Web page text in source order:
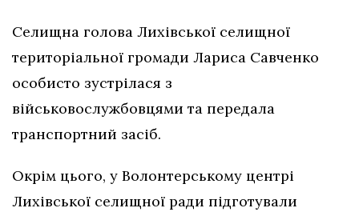
Селищна голова Лихівської селищної
територіальної громади Лариса Савченко
особисто зустрілася з
військовослужбовцями та передала
транспортний засіб.
Окрім цього, у Волонтерському центрі
Лихівської селищної ради підготували